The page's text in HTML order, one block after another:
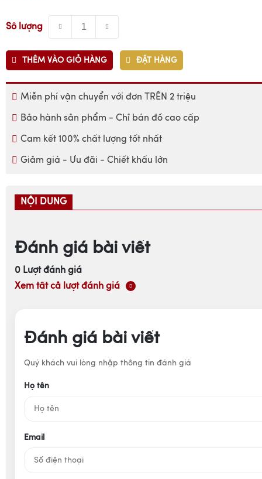
Số lượng
THÊM VÀO GIỎ HÀNG ĐẶT HÀNG
Miễn phí vận chuyển với đơn TRÊN 2 triệu
Bảo hành sản phẩm - Chỉ bán đồ cao cấp
Cam kết 100% chất lượng tốt nhất
Giảm giá - Ưu đãi - Chiết khấu lớn
NỘI DUNG
Đánh giá bài viết
0 Lượt đánh giá
Xem tất cả lượt đánh giá
Đánh giá bài viết
Quý khách vui lòng nhập thông tin đánh giá
Họ tên
Email